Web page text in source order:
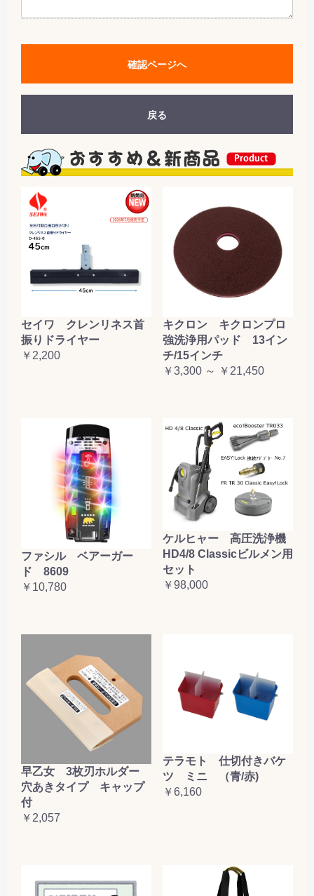
確認ページへ
戻る
セイワ クレンリネス首
振りドライヤー
￥2,200
キクロン キクロンプロ
強洗浄用パッド 13イン
チ/15インチ
￥3,300 ～ ￥21,450
ファシル ベアーガー
ド 8609
￥10,780
ケルヒャー 高圧洗浄機
HD4/8 Classicビルメン用
セット
￥98,000
早乙女 3枚刃ホルダー
穴あきタイプ キャップ
付
￥2,057
テラモト 仕切付きバケ
ツ ミニ （青/赤)
￥6,160